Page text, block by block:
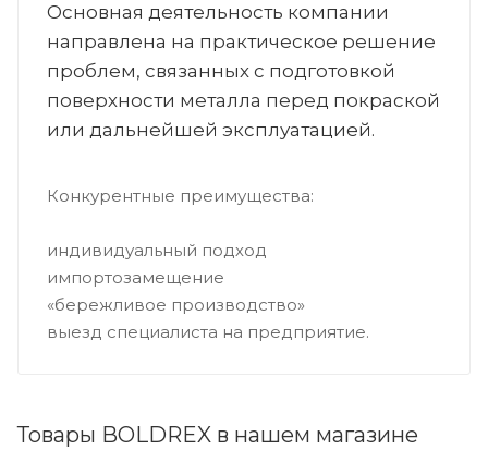
Основная деятельность компании
направлена на практическое решение
проблем, связанных с подготовкой
поверхности металла перед покраской
или дальнейшей эксплуатацией.
Конкурентные преимущества:
индивидуальный подход
импортозамещение
«бережливое производство»
выезд специалиста на предприятие.
Товары BOLDREX в нашем магазине